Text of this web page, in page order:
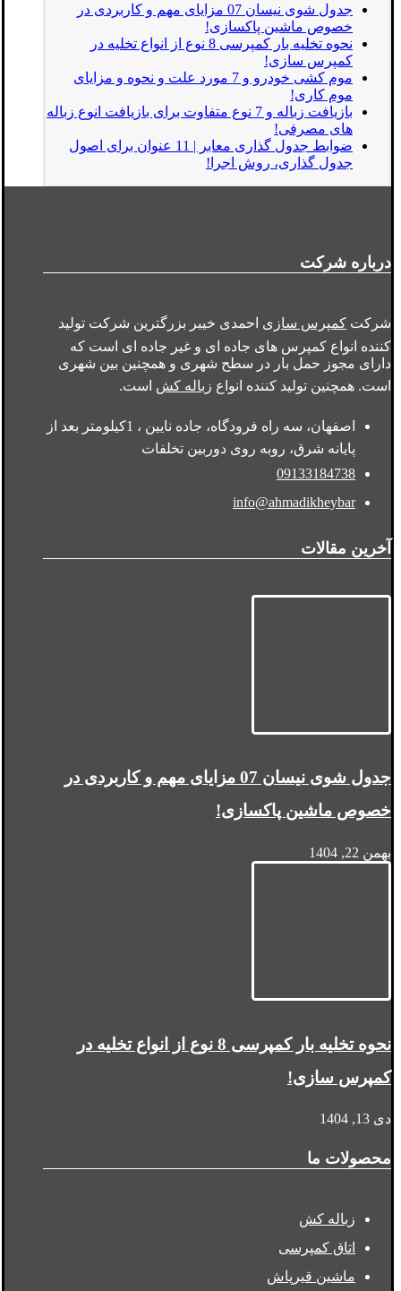
جدول شوی نیسان 07 مزایای مهم و کاربردی در
خصوص ماشین پاکسازی!
نحوه تخلیه بار کمپرسی 8 نوع از انواع تخلیه در
کمپرس سازی!
موم کشی خودرو و 7 مورد علت و نحوه و مزایای
موم کاری!
بازیافت زباله و 7 نوع متفاوت برای بازیافت انوع زباله
های مصرفی!
ضوابط جدول گذاری معابر | 11 عنوان برای اصول
جدول گذاری، روش اجرا!
درباره شرکت
شرکت کمپرس سازی احمدی خیبر بزرگترین شرکت تولید
کننده انواع کمپرس های جاده ای و غیر جاده ای است که
دارای مجوز حمل بار در سطح شهری و همچنین بین شهری
است. همچنین تولید کننده انواع زباله کش است.
اصفهان، سه راه فرودگاه، جاده نایین ، 1کیلومتر بعد از
پایانه شرق، روبه روی دوربین تخلفات
09133184738
info@ahmadikheybar
آخرین مقالات
جدول شوی نیسان 07 مزایای مهم و کاربردی در
خصوص ماشین پاکسازی!
بهمن 22, 1404
نحوه تخلیه بار کمپرسی 8 نوع از انواع تخلیه در
کمپرس سازی!
دی 13, 1404
محصولات ما
زباله کش
اتاق کمپرسی
ماشین قیرپاش